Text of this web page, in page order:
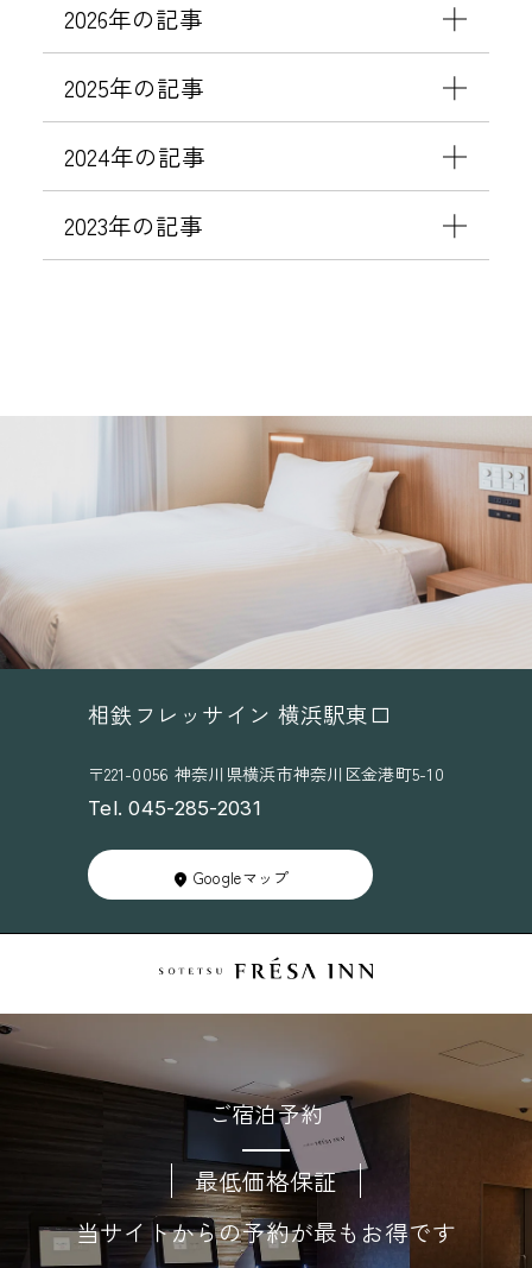
2026年の記事
2025年の記事
2024年の記事
2023年の記事
相鉄フレッサイン 横浜駅東口
〒221-0056 神奈川県横浜市神奈川区金港町5-10
Tel. 045-285-2031
Googleマップ
ご宿泊予約
最低価格保証
当サイトからの予約が最もお得です